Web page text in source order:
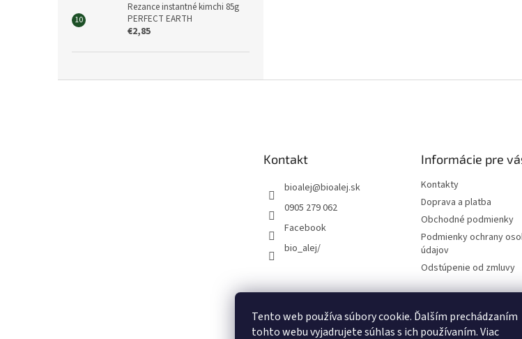
Tento web používa súbory cookie. Ďalším prechádzaním
tohto webu vyjadrujete súhlas s ich používaním. Viac
Rezance instantné kimchi 85g
PERFECT EARTH
€2,85
Kontakt
bioalej@bioalej.sk
0905 279 062
Facebook
bio_alej/
Informácie pre
Kontakty
Doprava a platba
Obchodné podmienky
Podmienky ochrany
údajov
Odstúpenie od zmluvy
⚠️ UPOZORNENIE – Fazuľa biela 🎁